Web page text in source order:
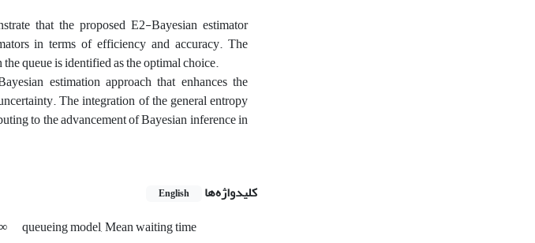
that the proposed E2-Bayesian estimator
in terms of efficiency and accuracy. The
queue is identified as the optimal choice.
estimation approach that enhances the
The integration of the general entropy
to the advancement of Bayesian inference in
کلیدواژه‌ها English
queueing model, Mean waiting time